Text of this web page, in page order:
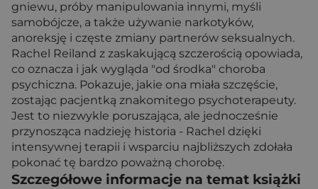
gniewu, próby manipulowania innymi, myśli
samobójcze, a także używanie narkotyków,
anoreksję i częste zmiany partnerów seksualnych.
Rachel Reiland z zaskakującą szczerością opowiada,
co oznacza i jak wygląda "od środka" choroba
psychiczna. Pokazuje, jakie ona miała szczęście,
zostając pacjentką znakomitego psychoterapeuty.
Jest to niezwykle poruszająca, ale jednocześnie
przynosząca nadzieję historia - Rachel dzięki
intensywnej terapii i wsparciu najbliższych zdołała
pokonać tę bardzo poważną chorobę.
Szczegółowe informacje na temat książki